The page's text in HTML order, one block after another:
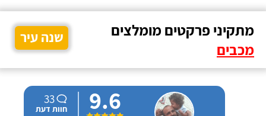
מתקיני פרקטים מומלצים
מכבים
שנה עיר
9.6
33
חוות דעת